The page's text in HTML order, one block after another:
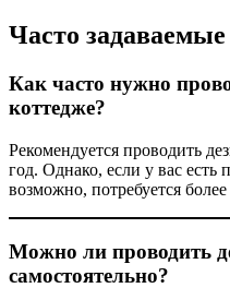
Часто
Как часто нужно
коттедже?
Рекомендуется проводить
год. Однако, если у вас есть
возможно, потребуется более
Можно ли проводить
самостоятельно?